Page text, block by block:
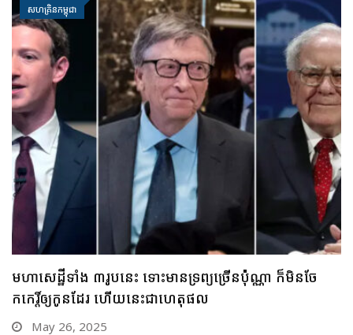
សហគ្រិនកម្ពុជា
ជឿទេ? ចាយពេលតែមួយថ្ងៃ មនុស្សតែ ១០នាក់ប៉ុណ្ណោះ អាច
រកលុយបានលើស ១ពាន់លានដុល្លារ
May 22, 2025